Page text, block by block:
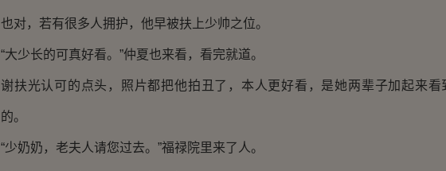
也对，若有很多人拥护，他早被扶上少帅之位。
“大少长的可真好看。”仲夏也来看，看完就道。
谢扶光认可的点头，照片都把他拍丑了，本人更好看，是她两辈子加起来看
的。
“少奶奶，老夫人请您过去。”福禄院里来了人。